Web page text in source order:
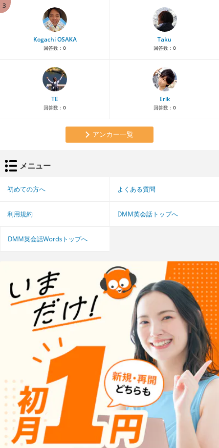
3
Kogachi OSAKA
回答数： 0
Taku
回答数： 0
TE
回答数： 0
Erik
回答数： 0
アンカー一覧
メニュー
初めての方へ よくある質問
利用規約 DMM英会話トップへ
DMM英会話Wordsトップへ